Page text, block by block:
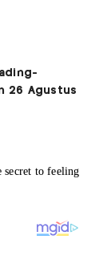
26 Agustus